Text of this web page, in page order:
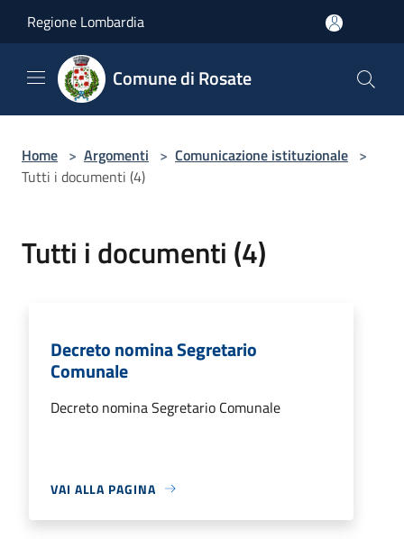
Regione Lombardia
Comune di Rosate
Home > Argomenti > Comunicazione istituzionale >
Tutti i documenti (4)
Tutti i documenti (4)
Decreto nomina Segretario
Comunale
Decreto nomina Segretario Comunale
VAI ALLA PAGINA